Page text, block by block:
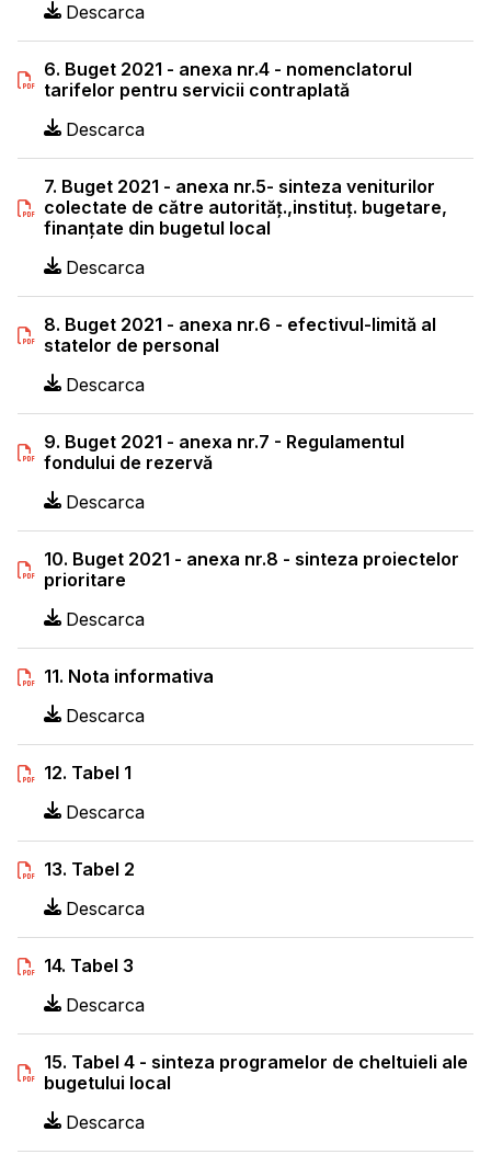
Descarca
6. Buget 2021 - anexa nr.4 - nomenclatorul
tarifelor pentru servicii contraplată
Descarca
7. Buget 2021 - anexa nr.5- sinteza veniturilor
colectate de către autorităț.,instituț. bugetare,
finanțate din bugetul local
Descarca
8. Buget 2021 - anexa nr.6 - efectivul-limită al
statelor de personal
Descarca
9. Buget 2021 - anexa nr.7 - Regulamentul
fondului de rezervă
Descarca
10. Buget 2021 - anexa nr.8 - sinteza proiectelor
prioritare
Descarca
11. Nota informativa
Descarca
12. Tabel 1
Descarca
13. Tabel 2
Descarca
14. Tabel 3
Descarca
15. Tabel 4 - sinteza programelor de cheltuieli ale
bugetului local
Descarca